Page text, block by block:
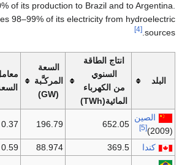
exports 90% of its production to
Norwayproduces 98–99% of its
المركـَّبة
معامل
السعة
الكهرباء
196.79
0.37
22.25
88.974
0.59
61.12